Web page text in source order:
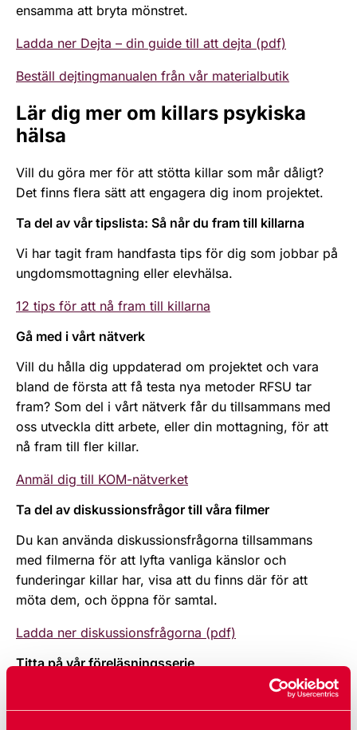
ensamma att bryta mönstret.
Ladda ner Dejta – din guide till att dejta (pdf)
Beställ dejtingmanualen från vår materialbutik
Lär dig mer om killars psykiska
hälsa
Vill du göra mer för att stötta killar som mår dåligt?
Det finns flera sätt att engagera dig inom projektet.
Ta del av vår tipslista: Så når du fram till killarna
Vi har tagit fram handfasta tips för dig som jobbar på
ungdomsmottagning eller elevhälsa.
12 tips för att nå fram till killarna
Gå med i vårt nätverk
Vill du hålla dig uppdaterad om projektet och vara
bland de första att få testa nya metoder RFSU tar
fram? Som del i vårt nätverk får du tillsammans med
oss utveckla ditt arbete, eller din mottagning, för att
nå fram till fler killar.
Anmäl dig till KOM-nätverket
Ta del av diskussionsfrågor till våra filmer
Du kan använda diskussionsfrågorna tillsammans
med filmerna för att lyfta vanliga känslor och
funderingar killar har, visa att du finns där för att
möta dem, och öppna för samtal.
Ladda ner diskussionsfrågorna (pdf)
Titta på vår föreläsningsserie
"Vem är killen framför dig innan han blir ensam eller
incel?" är en föreläsningsserie i fyra delar som ger